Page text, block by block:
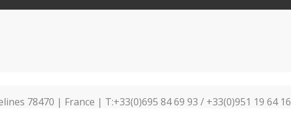
78470 | France | T:+33(0)695 84 69 93 / +33(0)951 19 64 16